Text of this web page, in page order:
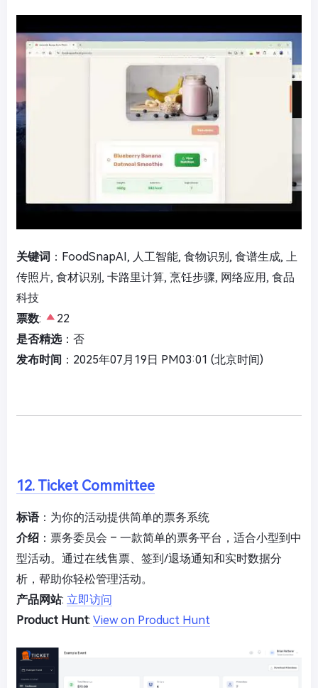
关键词 ：FoodSnapAI, 人工智能, 食物识别, 食谱生成, 上
传照片, 食材识别, 卡路里计算, 烹饪步骤, 网络应用, 食品
科技
票数:
22
是否精选：否
发布时间 ：2025年07月19日 PM03:01 (北京时间)
12. Ticket Committee
标语：为你的活动提供简单的票务系统
介绍 ：票务委员会 – 一款简单的票务平台，适合小型到中
型活动。通过在线售票、签到/退场通知和实时数据分
析，帮助你轻松管理活动。
产品网站: 立即访问
Product Hunt: View on Product Hunt